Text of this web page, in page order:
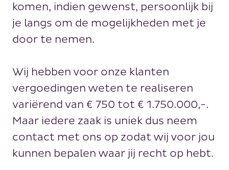
komen, indien gewenst, persoonlijk bij
je langs om de mogelijkheden met je
door te nemen.
Wij hebben voor onze klanten
vergoedingen weten te realiseren
variërend van € 750 tot € 1.750.000,-.
Maar iedere zaak is uniek dus neem
contact met ons op zodat wij voor jou
kunnen bepalen waar jij recht op hebt.